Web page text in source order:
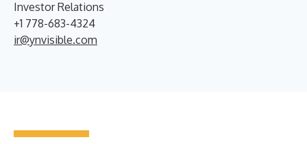
Investor Relations
+1 778-683-4324
ir@ynvisible.com